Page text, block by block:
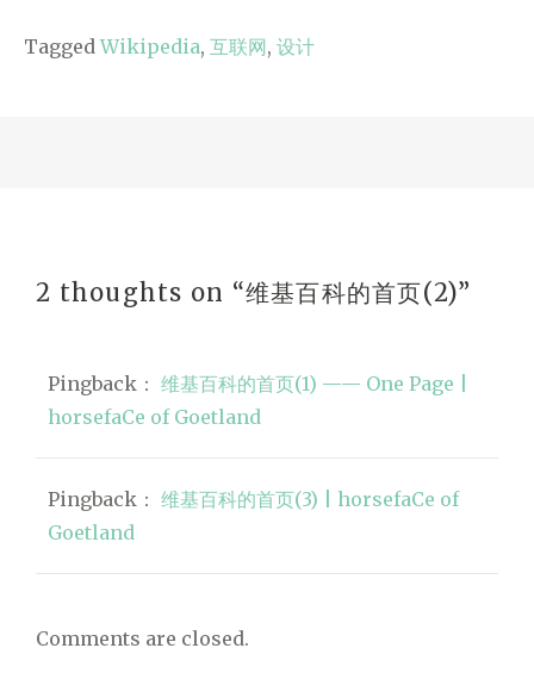
TaggedWikipedia, 互联网, 设计
2 thoughts on “维基百科的首页(2)”
Pingback： 维基百科的首页(1) —— One Page |
horsefaCe of Goetland
Pingback： 维基百科的首页(3) | horsefaCe of
Goetland
Comments are closed.